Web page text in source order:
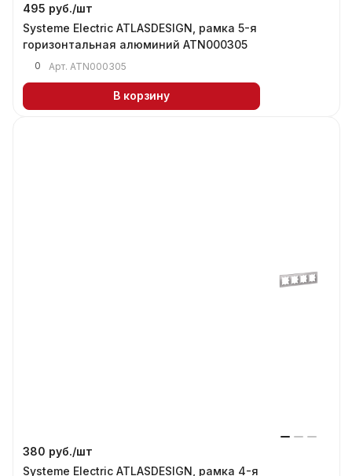
495 руб./шт
Systeme Electric ATLASDESIGN, рамка 5-я
горизонтальная алюминий ATN000305
0 Арт. ATN000305
В корзину
380 руб./шт
Systeme Electric ATLASDESIGN, рамка 4-я